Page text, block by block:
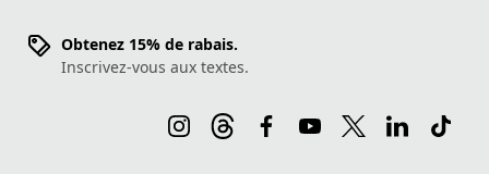
Obtenez 15% de rabais.
Inscrivez-vous aux textes.